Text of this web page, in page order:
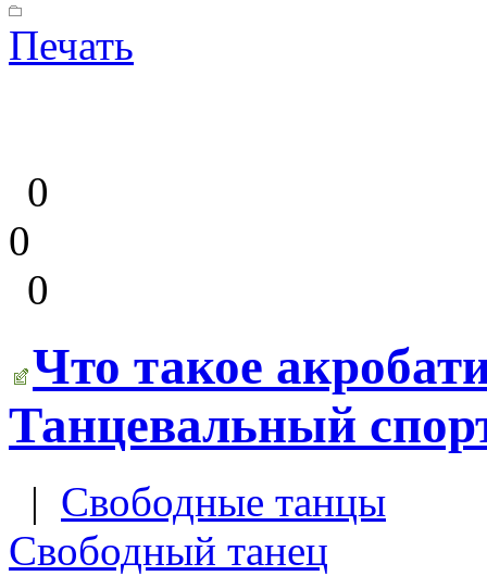
Печать
0
0
0
Что такое
Танцевальный
| Свободные танцы
Свободный танец